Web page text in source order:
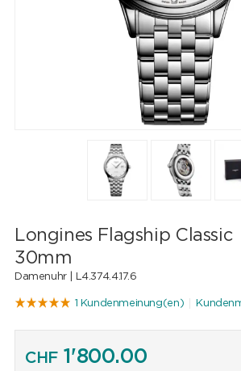
Longines Flagship Classic
30mm
Damenuhr | L4.374.4.17.6
1 Kundenmeinung(en)
CHF1'800.00